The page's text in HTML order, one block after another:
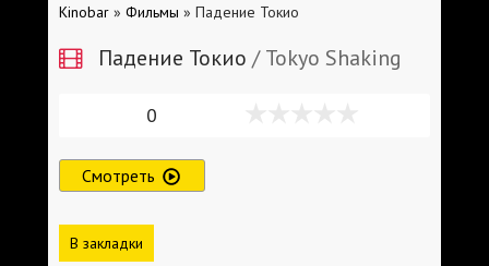
Kinobar » Фильмы » Падение Токио
Падение Токио / Tokyo Shaking
0
Смотреть
В закладки